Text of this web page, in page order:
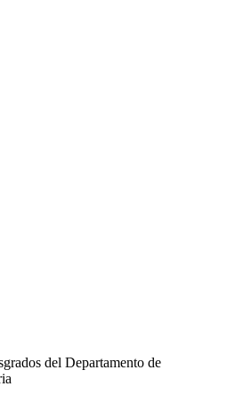
del Departamento de